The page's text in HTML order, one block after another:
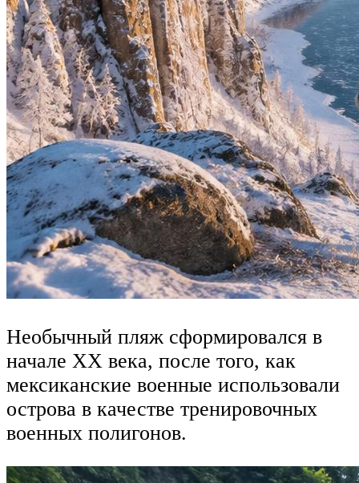
Необычный пляж сформировался в
начале XX века, после того, как
мексиканские военные использовали
острова в качестве тренировочных
военных полигонов.